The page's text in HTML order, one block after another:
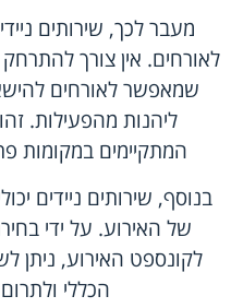
מעבר לכך, שירותים
לאורחים. אין צורך
שמאפשר לאורחים
ליהנות מהפעילות.
המתקיימים במקומות
בנוסף, שירותים ניידים
של האירוע. על ידי
לקונספט האירוע, ניתן
הכללי